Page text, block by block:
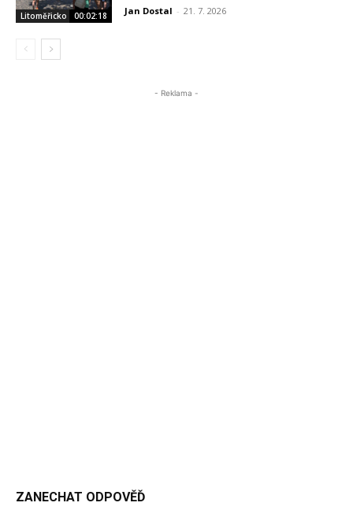
Litoměřicko 00:02:18 Jan Dostal - 21. 7. 2026
- Reklama -
ZANECHAT ODPOVĚĎ